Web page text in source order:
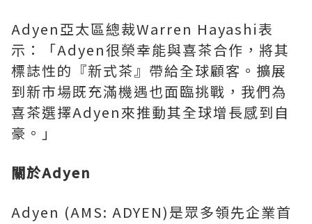
Adyen亞太區總裁Warren Hayashi表
示：「Adyen很榮幸能與喜茶合作，將其
標誌性的『新式茶』帶給全球顧客。擴展
到新市場既充滿機遇也面臨挑戰，我們為
喜茶選擇Adyen來推動其全球增長感到自
豪。」
關於Adyen
Adyen (AMS: ADYEN)是眾多領先企業首